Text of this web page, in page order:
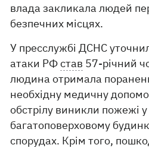
влада закликала людей
безпечних місцях.
У пресслужбі ДСНС
атаки РФстав 57-річний
людина отримала
необхідну медичну
обстрілу виникли пожежі
багатоповерховому
спорудах. Крім того,